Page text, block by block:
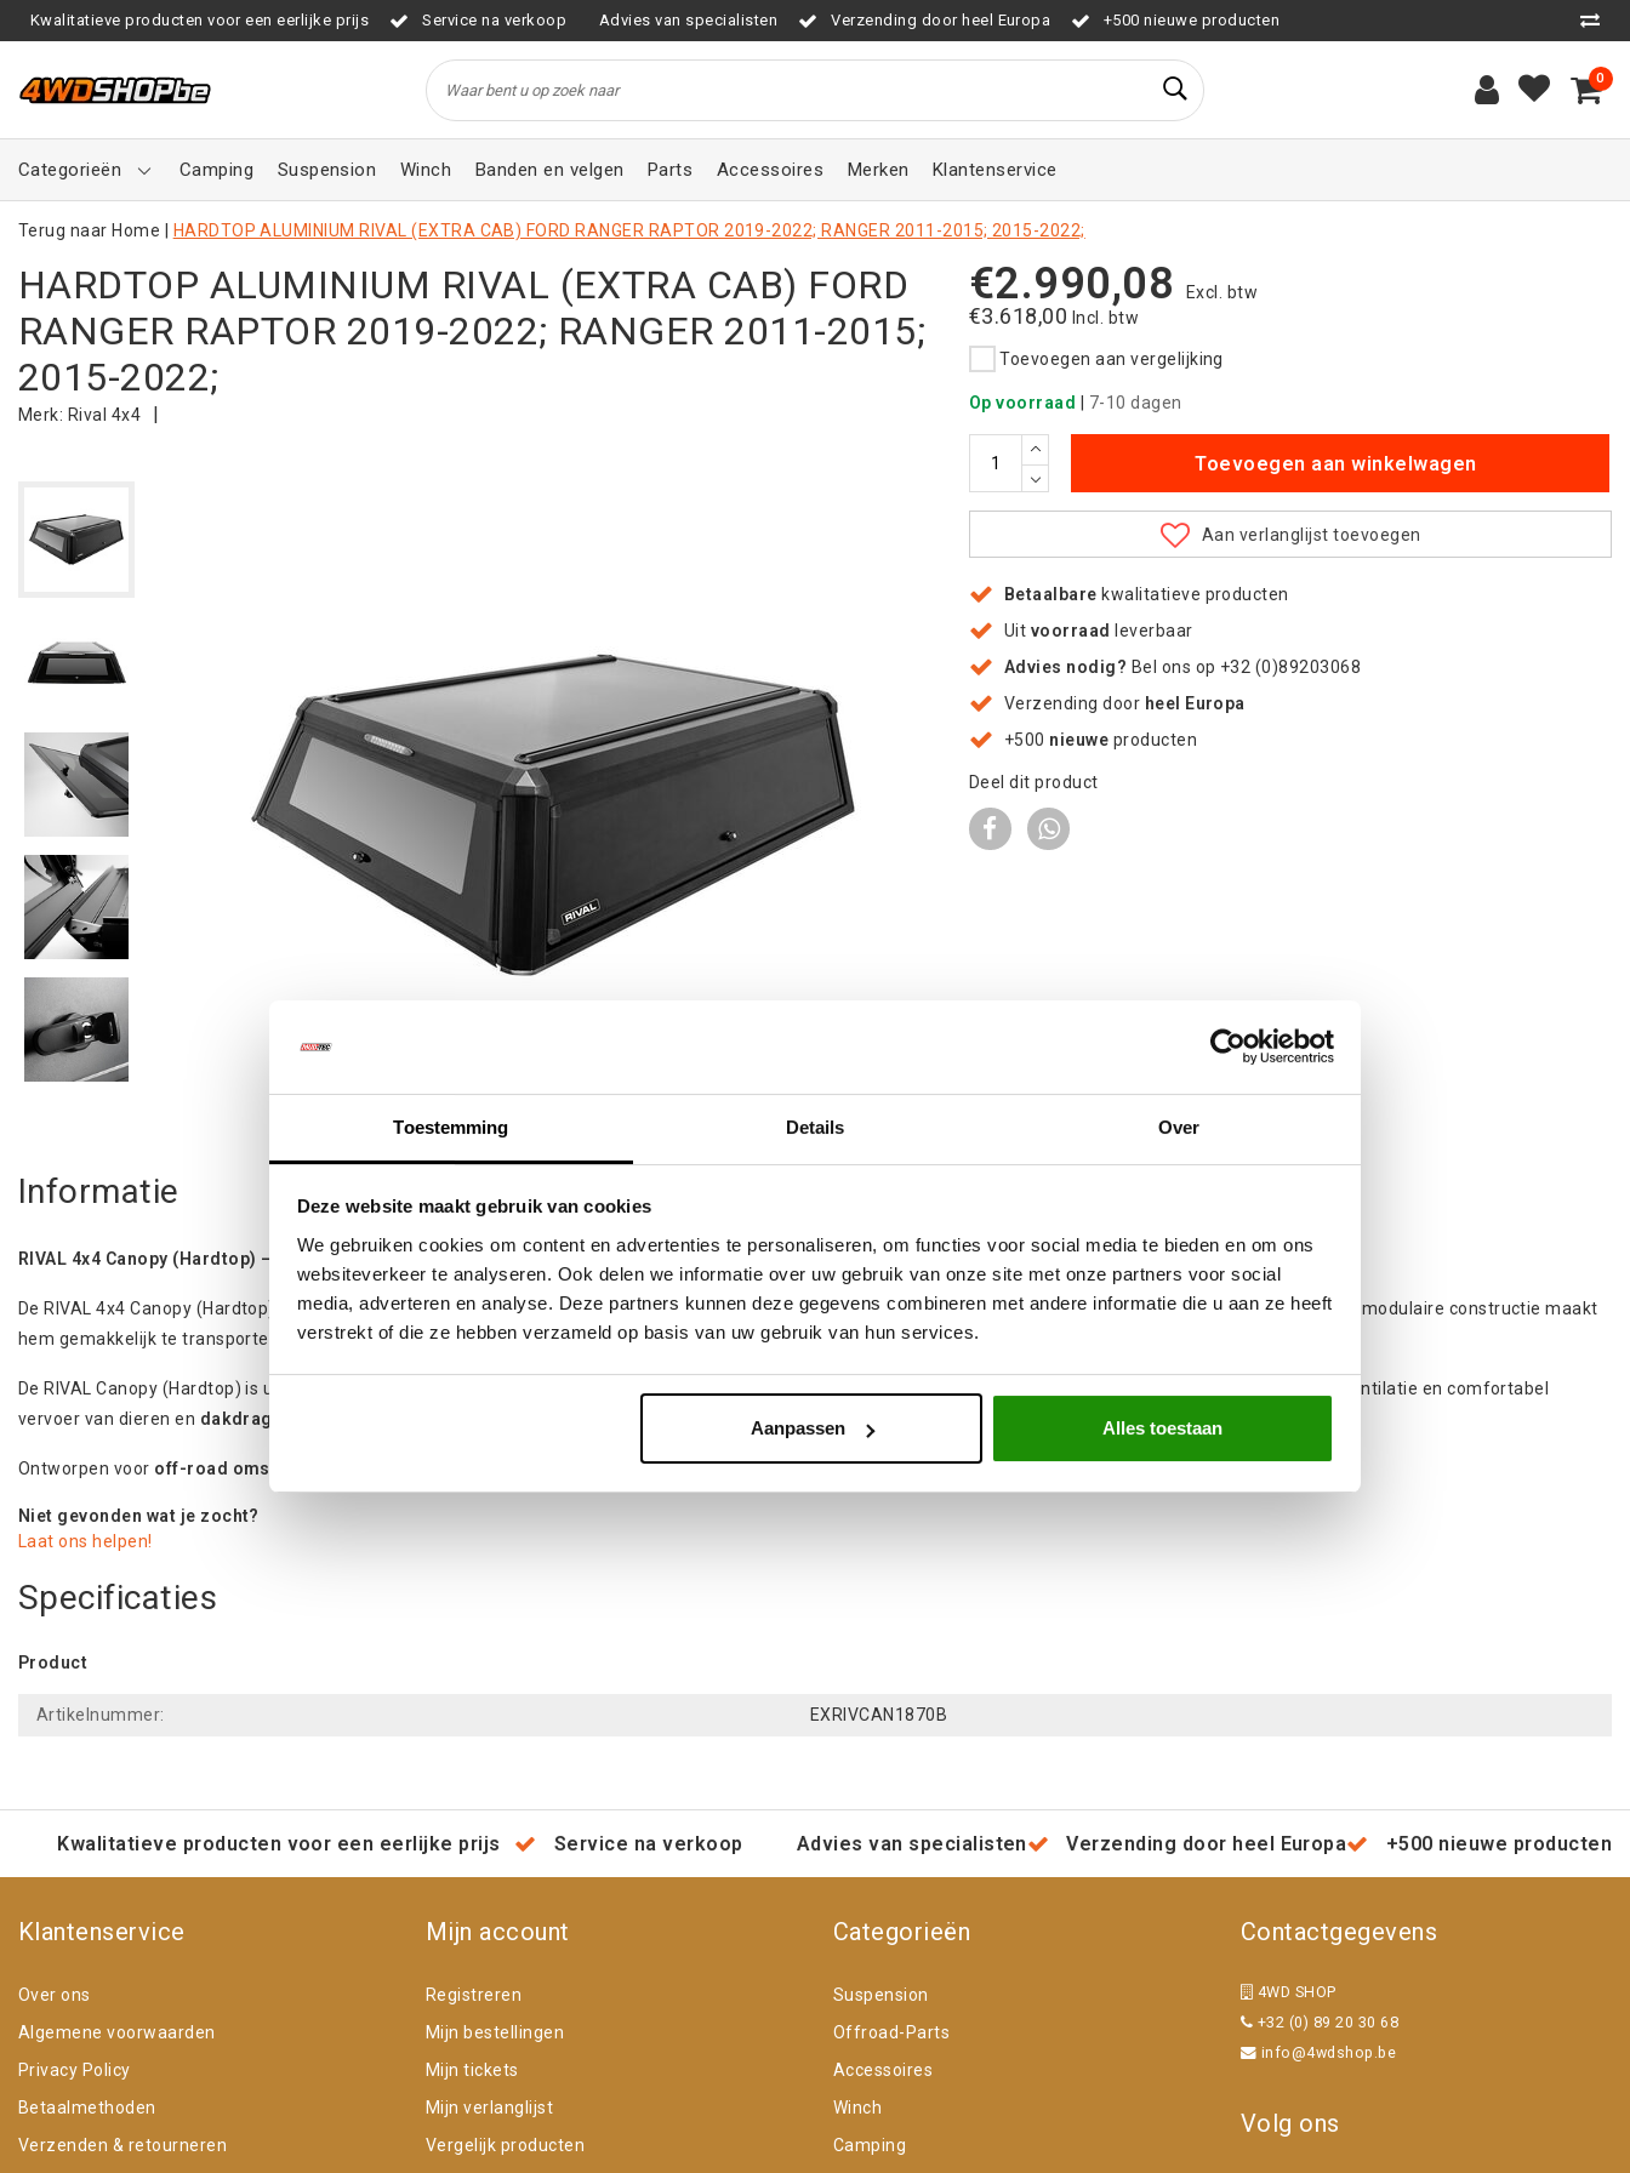
Toestemming Details Over
Deze website maakt gebruik van cookies
We gebruiken cookies om content en advertenties te personaliseren, om functies voor social media te bieden en om ons
websiteverkeer te analyseren. Ook delen we informatie over uw gebruik van onze site met onze partners voor social
media, adverteren en analyse. Deze partners kunnen deze gegevens combineren met andere informatie die u aan ze heeft
verstrekt of die ze hebben verzameld op basis van uw gebruik van hun services.
Aanpassen Alles toestaan
Kwalitatieve producten voor een eerlijke prijs Service na verkoop Advies van specialisten Verzending door heel Europa +500 nieuwe producten
0
Categorieën Camping Suspension Winch Banden en velgen Parts Accessoires Merken Klantenservice
Terug naar Home HARDTOP ALUMINIUM RIVAL (EXTRA CAB) FORD RANGER RAPTOR 2019-2022; RANGER 2011-2015; 2015-2022;
HARDTOP ALUMINIUM RIVAL (EXTRA CAB) FORD
RANGER RAPTOR 2019-2022; RANGER 2011-2015;
2015-2022;
Merk: Rival 4x4 |
€2.990,08 Excl. btw
€3.618,00 Incl. btw
Toevoegen aan vergelijking
Op voorraad 7-10 dagen
Toevoegen aan winkelwagen
Aan verlanglijst toevoegen
Betaalbare kwalitatieve producten
Uit voorraad
leverbaar
Advies nodig? Bel ons op +32 (0)89203068
Verzending door heel Europa
+500 nieuwe producten
Deel dit product
Informatie
RIVAL 4x4 Canopy (Hardtop) – Hoogwaardige aluminium hardtop voor werk en avontuur
De RIVAL 4x4 Canopy (Hardtop) is gemaakt vanA6063 aluminium engeïsoleerde composietpanelenen combineert lichtheid, stevigheid en een verfijnd design. De modulaire constructie maakt
hem gemakkelijk te transporteren, snel te monteren en te installerenzonder te boren, wat een veilige en efficiënte installatie garandeert.
De RIVAL Canopy (Hardtop) is uitgerust met
voor betere ventilatie en comfortabel
vervoer van dieren en dakdragers die compatibel zijn met bagagerekken of daktenten. Daarmee biedt de RIVAL Canopy (Hardtop) topprestaties en functionaliteit.
Ontworpen voor off-road omstandigheden reizen over land, combineert het bescherming, innovatie en stijl
Niet gevonden wat je zocht?
Laat ons helpen!
Specificaties
Product
Artikelnummer: EXRIVCAN1870B
Kwalitatieve producten voor een eerlijke prijs Service na verkoop Advies van specialisten Verzending door heel Europa +500 nieuwe producten
Klantenservice
Over ons
Algemene voorwaarden
Privacy Policy
Betaalmethoden
Verzenden & retourneren
Mijn account
Registreren
Mijn bestellingen
Mijn tickets
Mijn verlanglijst
Vergelijk producten
Categorieën
Suspension
Offroad-Parts
Accessoires
Winch
Camping
Contactgegevens
4WD SHOP
+32 (0) 89 20 30 68
info@4wdshop.be
Volg ons